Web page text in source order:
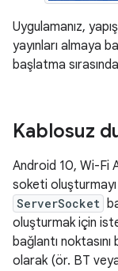
Uygulamanız,
yayınları almaya
başlatma
Kablosuz
Android 10, Wi-Fi
soketi
ServerSocket
oluşturmak için
bağlantı
olarak (ör. BT